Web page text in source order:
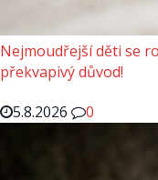
Nejmoudřejší děti se
překvapivý důvod!
5.8.2026
0